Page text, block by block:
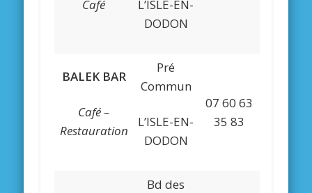
Café
L’ISLE-EN-
DODON
BALEK BAR
Café –
Restauration
Pré
Commun
L’ISLE-EN-
DODON
07 60 63
35 83
Bd des